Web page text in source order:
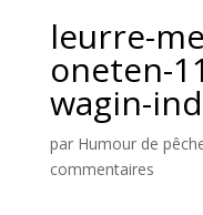
leurre-
oneten-
wagin-
par Humour de
commentaires